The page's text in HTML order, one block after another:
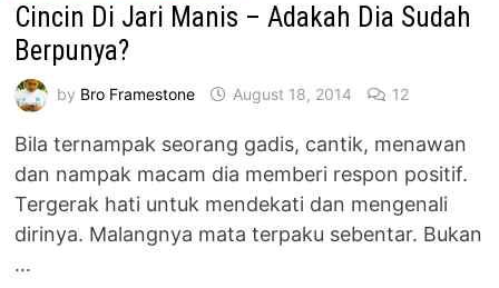
Cincin Di Jari Manis – Adakah Dia Sudah
Berpunya?
by Bro Framestone August 18, 2014 12
Bila ternampak seorang gadis, cantik, menawan
dan nampak macam dia memberi respon positif.
Tergerak hati untuk mendekati dan mengenali
dirinya. Malangnya mata terpaku sebentar. Bukan
…